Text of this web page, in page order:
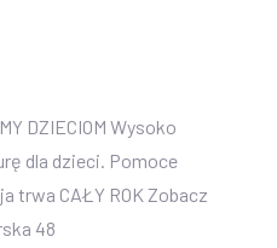
DZIECIOM Wysoko
dla dzieci. Pomoce
trwa CAŁY ROK Zobacz
48